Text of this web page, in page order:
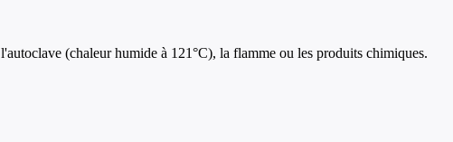
(chaleur humide à 121°C), la flamme ou les produits chimiques.